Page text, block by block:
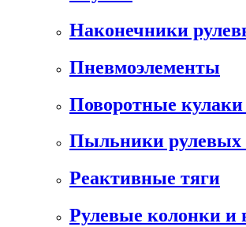
Наконечники
Пневмоэлементы
Поворотные
Пыльники рулевых
Реактивные тяги
Рулевые колонки и